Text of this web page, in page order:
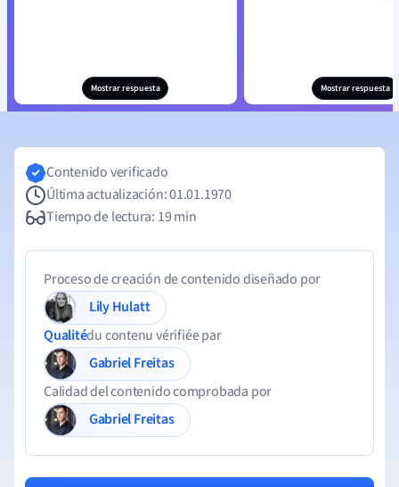
Mostrar respuesta Mostrar respuesta
Contenido verificado
Última actualización: 01.01.1970
Tiempo de lectura: 19 min
Proceso de creación de contenido diseñado por
Lily Hulatt
Qualitédu contenu vérifiée par
Gabriel Freitas
Calidad del contenido comprobada por
Gabriel Freitas